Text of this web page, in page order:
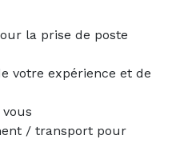
la prise de poste
votre expérience et de
/ transport pour